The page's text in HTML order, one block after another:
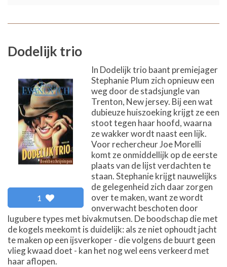
Dodelijk trio
1
In Dodelijk trio baant premiejager
Stephanie Plum zich opnieuw een
weg door de stadsjungle van
Trenton, New jersey. Bij een wat
dubieuze huiszoeking krijgt ze een
stoot tegen haar hoofd, waarna
ze wakker wordt naast een lijk.
Voor rechercheur Joe Morelli
komt ze onmiddellijk op de eerste
plaats van de lijst verdachten te
staan. Stephanie krijgt nauwelijks
de gelegenheid zich daar zorgen
over te maken, want ze wordt
onverwacht beschoten door
lugubere types met bivakmutsen. De boodschap die met
de kogels meekomt is duidelijk: als ze niet ophoudt jacht
te maken op een ijsverkoper - die volgens de buurt geen
vlieg kwaad doet - kan het nog wel eens verkeerd met
haar aflopen.